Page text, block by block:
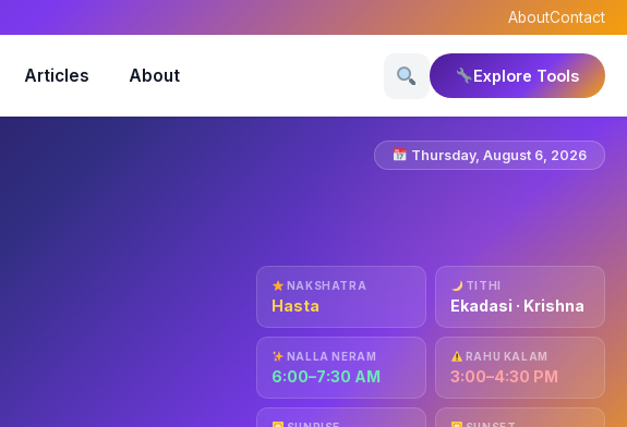
AboutContact
Articles About Explore Tools
Thursday, August 6, 2026
NAKSHATRA
Hasta
TITHI
Ekadasi · Krishna
NALLA NERAM
6:00–7:30 AM
RAHU KALAM
3:00–4:30 PM